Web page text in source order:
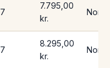
7
7.795,00
kr.
7
8.295,00
kr.